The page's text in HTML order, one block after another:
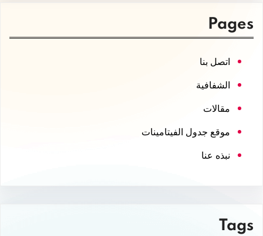
Pages
اتصل بنا
الشفافية
مقالات
موقع جدول الفيتامينات
نبذه عنا
Tags